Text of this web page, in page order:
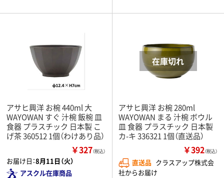
アサヒ興洋 お椀 440ml 大
WAYOWAN すぐ 汁椀 飯椀 皿
食器 プラスチック 日本製 こ
げ茶 360512 1個（わけあり品）
￥327（税込）
お届け日：8月11日（火）
アスクル在庫商品
アサヒ興洋 お椀 280ml
WAYOWAN まる 汁椀 ボウル
皿 食器 プラスチック 日本製
カ-キ 336321 1個（直送品）
￥392（税込）
直送品 クラスアップ株式会
社からお届け